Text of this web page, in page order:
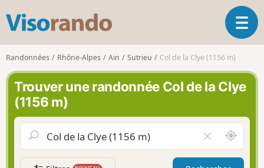
s
o
r
n
o
O
u
r
a
n
v
Randonnées Rhône-Alpes Ain Sutrieu Col de la Clye (1156 m)
Trouver une randonnée Col de la Clye
(1156 m)
i
d
A
u
t